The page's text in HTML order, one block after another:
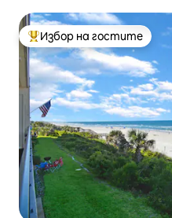
Най-популярен избор на
Избор на гостите